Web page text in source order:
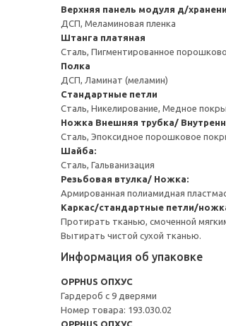
Верхняя панель модуля д/
ДСП, Меламиновая пленка
Штанга платяная
Сталь, Пигментированное
Полка
ДСП, Ламинат (меламин)
Стандартные петли
Сталь, Никелирование, Медное
Ножка Внешняя трубка/
Сталь, Эпоксидное порошковое
Шайба:
Сталь, Гальванизация
Резьбовая втулка/ Ножка:
Армированная полиамидная
Каркас/стандартные петли/
Протирать тканью, смоченной
Вытирать чистой сухой тканью.
Информация об упаковке
OPPHUS ОПХУС
Гардероб с 9 дверями
Номер товара: 193.030.02
OPPHUS ОПХУС